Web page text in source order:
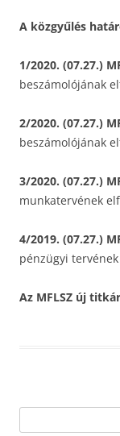
A közgyűlés
1/2020. (07.27.)
beszámolójának
2/2020. (07.27.)
beszámolójának
3/2020. (07.27.)
munkatervének
4/2019. (07.27.)
pénzügyi
Az MFLSZ új